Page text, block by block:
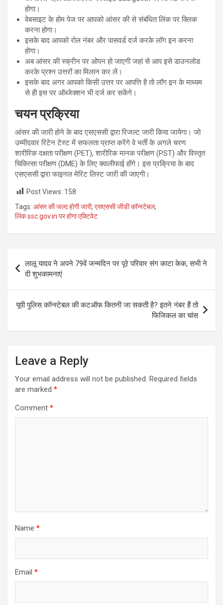
होगा।
वेबसाइट के होम पेज पर आपको आंसर की से संबंधित लिंक पर क्लिक
करना होगा।
इसके बाद आपको रोल नंबर और पासवर्ड दर्ज करके लॉग इन करना
होगा।
अब आंसर की स्क्रीन पर ओपन हो जाएगी जहां से आप इसे डाउनलोड
करके प्रश्न उत्तरों का मिलान कर लें।
इसके बाद अगर आपको किसी उत्तर पर आपत्ति है तो लॉग इन के माध्यम
से ही इस पर ऑब्जेक्शन भी दर्ज कर सकेंगे।
चयन प्रक्रिया
आंसर की जारी होने के बाद एसएससी द्वारा रिजल्ट जारी किया जायेगा। जो
उम्मीदवार रिटेन टेस्ट में सफलता प्राप्त करेंगे वे भर्ती के अगले चरण
शारीरिक दक्षता परीक्षण (PET), शारीरिक मानक परीक्षण (PST) और विस्तृत
चिकित्सा परीक्षण (DME) के लिए क्वालीफाई होंगे। इस प्रक्रिया के बाद
एसएससी द्वारा फाइनल मेरिट लिस्ट जारी की जाएगी।
Post Views: 158
Tags: आंसर की जल्द होगी जारी, एसएससी जीडी कॉन्स्टेबल,
लिंक ssc.gov.in पर होगा एक्टिवेट
navigation
लालू यादव ने अपने 79वें जन्मदिन पर पूरे परिवार संग काटा केक, सभी ने
दी शुभकामनाएं
यूपी पुलिस कॉन्स्टेबल की कटऑफ कितनी जा सकती है? इतने नंबर हैं तो
फिजिकल का चांस
Leave a Reply
Your email address will not be published. Required fields
are marked *
Comment *
Name *
Email *